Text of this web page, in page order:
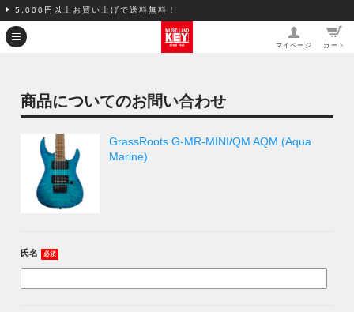
5,000円以上お買い上げで送料無料！
マイページ カート
商品についてのお問い合わせ
GrassRoots G-MR-MINI/QM AQM (Aqua
Marine)
氏名 必須